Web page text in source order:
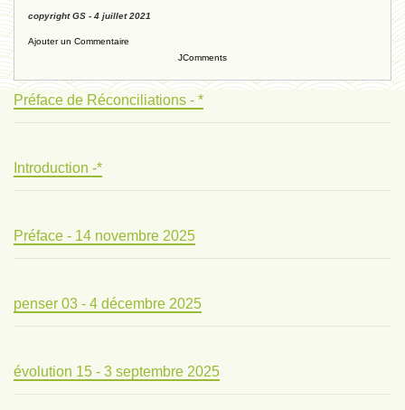
copyright GS - 4 juillet 2021
Ajouter un Commentaire
JComments
Préface de Réconciliations - *
Introduction -*
Préface - 14 novembre 2025
penser 03 - 4 décembre 2025
évolution 15 - 3 septembre 2025